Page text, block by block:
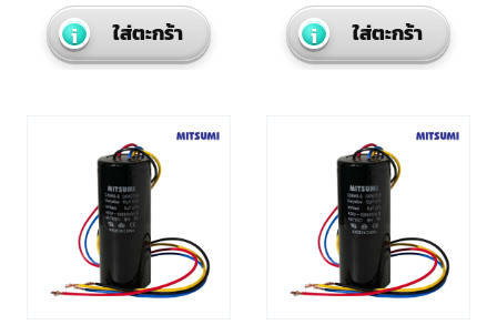
ใส่ตะกร้า ใส่ตะกร้า